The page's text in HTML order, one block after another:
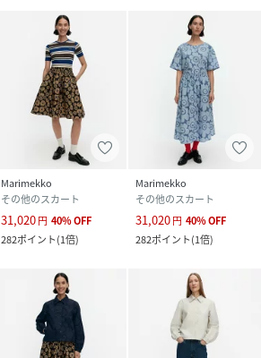
Marimekko
その他のスカート
31,020円 40%OFF
282ポイント(1倍)
Marimekko
その他のスカート
31,020円 40%OFF
282ポイント(1倍)